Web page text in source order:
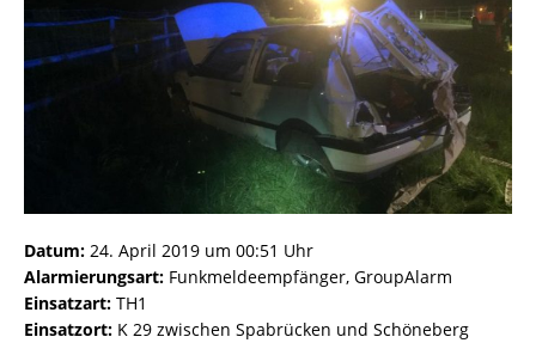
Datum: 24. April 2019 um 00:51 Uhr
Alarmierungsart: Funkmeldeempfänger, GroupAlarm
Einsatzart: TH1
Einsatzort: K 29 zwischen Spabrücken und Schöneberg